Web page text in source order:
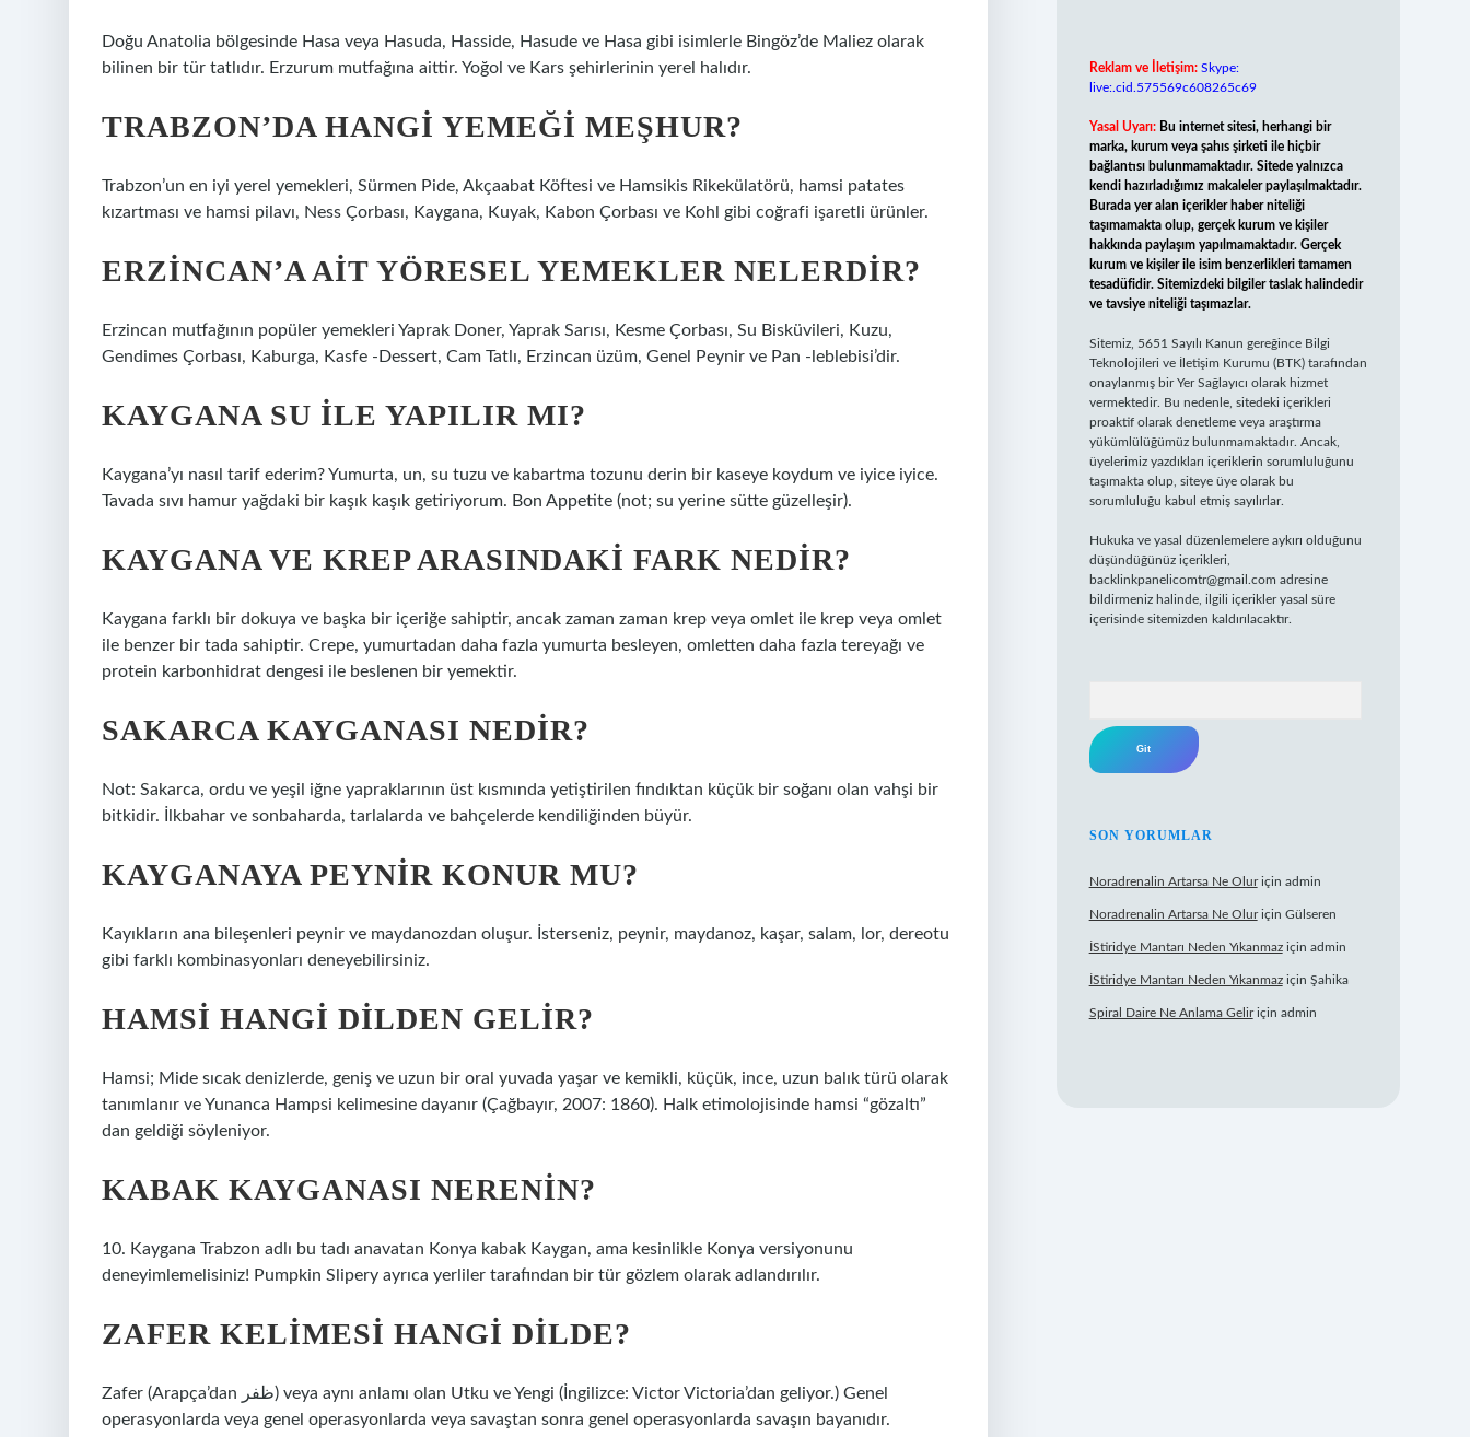
Doğu Anatolia bölgesinde Hasa veya Hasuda, Hasside, Hasude ve Hasa gibi isimlerle Bingöz’de Maliez olarak
bilinen bir tür tatlıdır. Erzurum mutfağına aittir. Yoğol ve Kars şehirlerinin yerel halıdır.
TRABZON’DA HANGI YEMEĞI MEŞHUR?
Trabzon’un en iyi yerel yemekleri, Sürmen Pide, Akçaabat Köftesi ve Hamsikis Rikekülatörü, hamsi patates
kızartması ve hamsi pilavı, Ness Çorbası, Kaygana, Kuyak, Kabon Çorbası ve Kohl gibi coğrafi işaretli ürünler.
ERZINCAN’A AIT YÖRESEL YEMEKLER NELERDIR?
Erzincan mutfağının popüler yemekleri Yaprak Doner, Yaprak Sarısı, Kesme Çorbası, Su Bisküvileri, Kuzu,
Gendimes Çorbası, Kaburga, Kasfe -Dessert, Cam Tatlı, Erzincan üzüm, Genel Peynir ve Pan -leblebisi’dir.
KAYGANA SU ILE YAPILIR MI?
Kaygana’yı nasıl tarif ederim? Yumurta, un, su tuzu ve kabartma tozunu derin bir kaseye koydum ve iyice iyice.
Tavada sıvı hamur yağdaki bir kaşık kaşık getiriyorum. Bon Appetite (not; su yerine sütte güzelleşir).
KAYGANA VE KREP ARASINDAKI FARK NEDIR?
Kaygana farklı bir dokuya ve başka bir içeriğe sahiptir, ancak zaman zaman krep veya omlet ile krep veya omlet
ile benzer bir tada sahiptir. Crepe, yumurtadan daha fazla yumurta besleyen, omletten daha fazla tereyağı ve
protein karbonhidrat dengesi ile beslenen bir yemektir.
SAKARCA KAYGANASI NEDIR?
Not: Sakarca, ordu ve yeşil iğne yapraklarının üst kısmında yetiştirilen fındıktan küçük bir soğanı olan vahşi bir
bitkidir. İlkbahar ve sonbaharda, tarlalarda ve bahçelerde kendiliğinden büyür.
KAYGANAYA PEYNIR KONUR MU?
Kayıkların ana bileşenleri peynir ve maydanozdan oluşur. İsterseniz, peynir, maydanoz, kaşar, salam, lor, dereotu
gibi farklı kombinasyonları deneyebilirsiniz.
HAMSI HANGI DILDEN GELIR?
Hamsi; Mide sıcak denizlerde, geniş ve uzun bir oral yuvada yaşar ve kemikli, küçük, ince, uzun balık türü olarak
tanımlanır ve Yunanca Hampsi kelimesine dayanır (Çağbayır, 2007: 1860). Halk etimolojisinde hamsi “gözaltı”
dan geldiği söyleniyor.
KABAK KAYGANASI NERENIN?
10. Kaygana Trabzon adlı bu tadı anavatan Konya kabak Kaygan, ama kesinlikle Konya versiyonunu
deneyimlemelisiniz! Pumpkin Slipery ayrıca yerliler tarafından bir tür gözlem olarak adlandırılır.
ZAFER KELIMESI HANGI DILDE?
Zafer (Arapça’dan ظفر) veya aynı anlamı olan Utku ve Yengi (İngilizce: Victor Victoria’dan geliyor.) Genel
operasyonlarda veya genel operasyonlarda veya savaştan sonra genel operasyonlarda savaşın bayanıdır.
Reklam ve İletişim: Skype:
live:.cid.575569c608265c69
Yasal Uyarı: Bu internet sitesi, herhangi bir
marka, kurum veya şahıs şirketi ile hiçbir
bağlantısı bulunmamaktadır. Sitede yalnızca
kendi hazırladığımız makaleler paylaşılmaktadır.
Burada yer alan içerikler haber niteliği
taşımamakta olup, gerçek kurum ve kişiler
hakkında paylaşım yapılmamaktadır. Gerçek
kurum ve kişiler ile isim benzerlikleri tamamen
tesadüfidir. Sitemizdeki bilgiler taslak halindedir
ve tavsiye niteliği taşımazlar.
Sitemiz, 5651 Sayılı Kanun gereğince Bilgi
Teknolojileri ve İletişim Kurumu (BTK) tarafından
onaylanmış bir Yer Sağlayıcı olarak hizmet
vermektedir. Bu nedenle, sitedeki içerikleri
proaktif olarak denetleme veya araştırma
yükümlülüğümüz bulunmamaktadır. Ancak,
üyelerimiz yazdıkları içeriklerin sorumluluğunu
taşımakta olup, siteye üye olarak bu
sorumluluğu kabul etmiş sayılırlar.
Hukuka ve yasal düzenlemelere aykırı olduğunu
düşündüğünüz içerikleri,
backlinkpanelicomtr@gmail.com adresine
bildirmeniz halinde, ilgili içerikler yasal süre
içerisinde sitemizden kaldırılacaktır.
SON YORUMLAR
Noradrenalin Artarsa Ne Oluriçin admin
Noradrenalin Artarsa Ne Oluriçin Gülseren
İStiridye Mantarı Neden Yıkanmaziçin admin
İStiridye Mantarı Neden Yıkanmaziçin Şahika
Spiral Daire Ne Anlama Geliriçin admin